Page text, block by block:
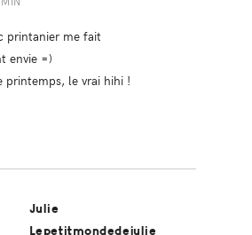
printanier me fait
envie =)
printemps, le vrai hihi !
Julie
Lepetitmondedejulie